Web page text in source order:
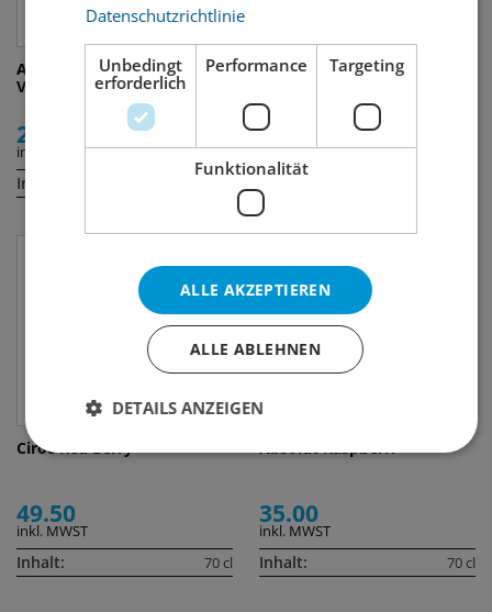
Absolut Five Flavored
Vodka 'BORN TO MIX' Pack
22.50
inkl. MWST
Inhalt:
Absolut Passionfruit
35.00
inkl. MWST
Ciroc Red Berry
49.50
inkl. MWST
Inhalt: 70 cl
Absolut Raspberri
35.00
inkl. MWST
Inhalt: 70 cl
Datenschutzrichtlinie
Unbedingt
erforderlich
Performance Targeting
Funktionalität
ALLE AKZEPTIEREN
ALLE ABLEHNEN
DETAILS ANZEIGEN